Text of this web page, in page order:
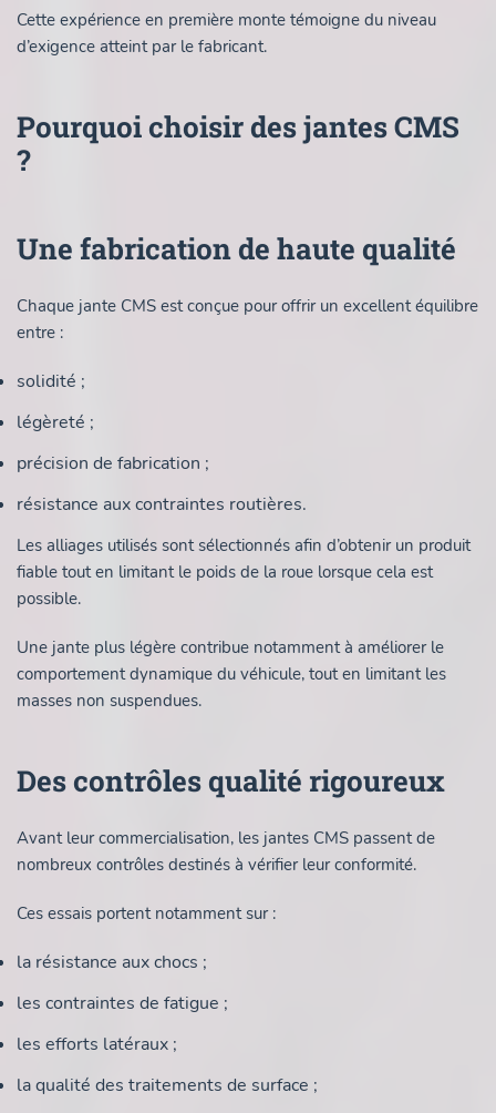
Cette expérience en première monte témoigne du niveau
d’exigence atteint par le fabricant.
Pourquoi choisir des jantes CMS
?
Une fabrication de haute qualité
Chaque jante CMS est conçue pour offrir un excellent équilibre
entre :
solidité ;
légèreté ;
précision de fabrication ;
résistance aux contraintes routières.
Les alliages utilisés sont sélectionnés afin d’obtenir un produit
fiable tout en limitant le poids de la roue lorsque cela est
possible.
Une jante plus légère contribue notamment à améliorer le
comportement dynamique du véhicule, tout en limitant les
masses non suspendues.
Des contrôles qualité rigoureux
Avant leur commercialisation, les jantes CMS passent de
nombreux contrôles destinés à vérifier leur conformité.
Ces essais portent notamment sur :
la résistance aux chocs ;
les contraintes de fatigue ;
les efforts latéraux ;
la qualité des traitements de surface ;